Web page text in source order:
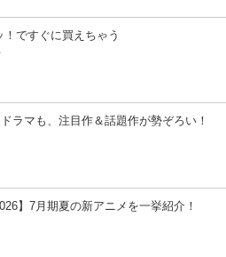
！ですぐに買えちゃう
ラマも、注目作＆話題作が勢ぞろい！
】7月期夏の新アニメを一挙紹介！